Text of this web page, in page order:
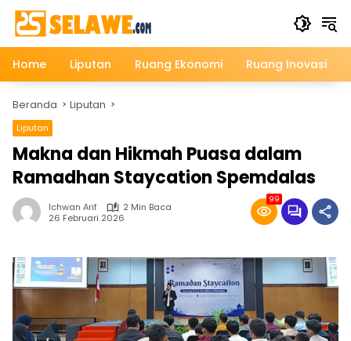
Langsung
konten
Home
Liputan Ruang Ekonomi Ruang Inovasi
Beranda Liputan
Liputan
Makna dan Hikmah Puasa dalam
Ramadhan Staycation Spemdalas
Ichwan Arif
2 Min Baca
26 Februari 2026
99